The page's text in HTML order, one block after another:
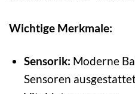
Wichtige Merkmale:
Sensorik: Moderne
Sensoren